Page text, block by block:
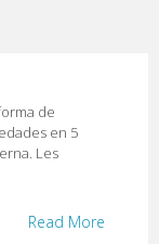
de
en 5
Les
Read More